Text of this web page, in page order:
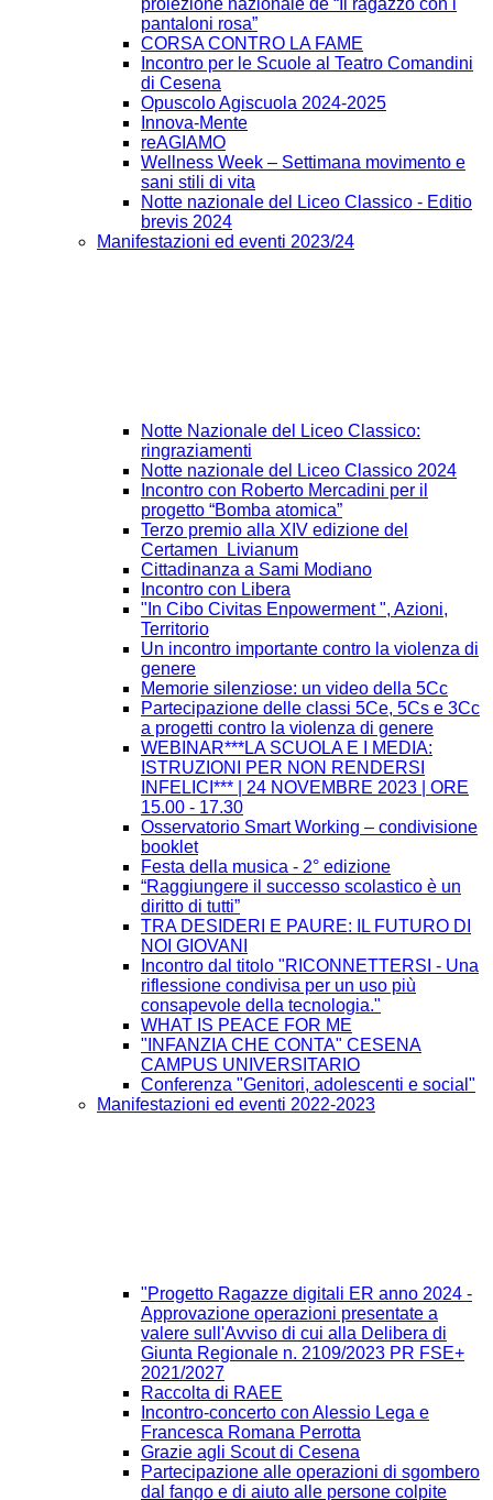
proiezione nazionale de “Il ragazzo con i
pantaloni rosa”
CORSA CONTRO LA FAME
Incontro per le Scuole al Teatro Comandini
di Cesena
Opuscolo Agiscuola 2024-2025
Innova-Mente
reAGIAMO
Wellness Week – Settimana movimento e
sani stili di vita
Notte nazionale del Liceo Classico - Editio
brevis 2024
Manifestazioni ed eventi 2023/24
Notte Nazionale del Liceo Classico:
ringraziamenti
Notte nazionale del Liceo Classico 2024
Incontro con Roberto Mercadini per il
progetto “Bomba atomica”
Terzo premio alla XIV edizione del
Certamen Livianum
Cittadinanza a Sami Modiano
Incontro con Libera
"In Cibo Civitas Enpowerment ", Azioni,
Territorio
Un incontro importante contro la violenza di
genere
Memorie silenziose: un video della 5Cc
Partecipazione delle classi 5Ce, 5Cs e 3Cc
a progetti contro la violenza di genere
WEBINAR***LA SCUOLA E I MEDIA:
ISTRUZIONI PER NON RENDERSI
INFELICI*** | 24 NOVEMBRE 2023 | ORE
15.00 - 17.30
Osservatorio Smart Working – condivisione
booklet
Festa della musica - 2° edizione
“Raggiungere il successo scolastico è un
diritto di tutti”
TRA DESIDERI E PAURE: IL FUTURO DI
NOI GIOVANI
Incontro dal titolo "RICONNETTERSI - Una
riflessione condivisa per un uso più
consapevole della tecnologia."
WHAT IS PEACE FOR ME
"INFANZIA CHE CONTA" CESENA
CAMPUS UNIVERSITARIO
Conferenza "Genitori, adolescenti e social"
Manifestazioni ed eventi 2022-2023
"Progetto Ragazze digitali ER anno 2024 -
Approvazione operazioni presentate a
valere sull'Avviso di cui alla Delibera di
Giunta Regionale n. 2109/2023 PR FSE+
2021/2027
Raccolta di RAEE
Incontro-concerto con Alessio Lega e
Francesca Romana Perrotta
Grazie agli Scout di Cesena
Partecipazione alle operazioni di sgombero
dal fango e di aiuto alle persone colpite